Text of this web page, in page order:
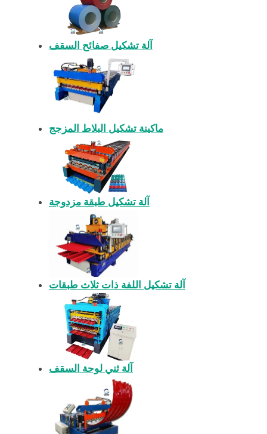
آلة تشكيل صفائح السقف
ماكينة تشكيل البلاط المزجج
آلة تشكيل طبقة مزدوجة
آلة تشكيل اللفة ذات ثلاث طبقات
آلة ثني لوحة السقف